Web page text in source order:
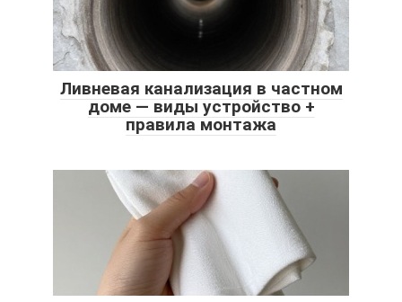
Ливневая канализация в частном
доме — виды устройство +
правила монтажа